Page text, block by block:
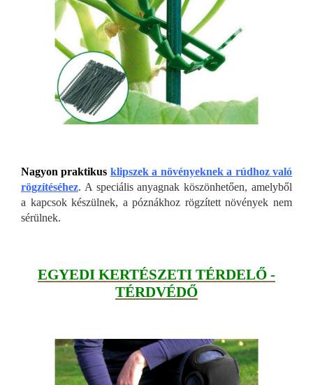
Nagyon praktikus klipszek a növényeknek a rúdhoz való
rögzítéséhez. A speciális anyagnak köszönhetően, amelyből
a kapcsok készülnek, a póznákhoz rögzített növények nem
sérülnek.
EGYEDI KERTÉSZETI TÉRDELŐ -
TÉRDVÉDŐ